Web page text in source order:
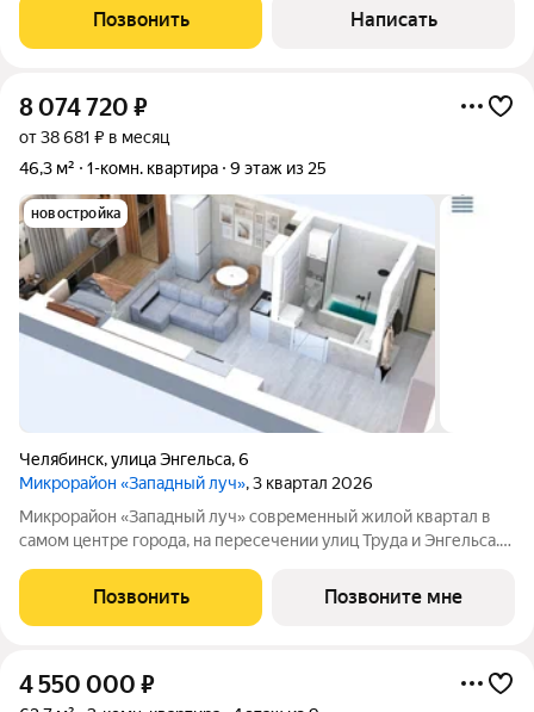
дома. Идеальный вариант для тех, кто ищет свое первое
жилье, для молодой семьи
Позвонить Написать
8 074 720 ₽
от 38 681 ₽ в месяц
46,3 м²
1-комн. квартира 9 этаж из 25
новостройка
Челябинск,улица Энгельса,6
Микрорайон «Западный луч», 3 квартал 2026
Микрорайон «Западный луч» современный жилой квартал в
самом центре города, на пересечении улиц Труда и Энгельса.
узнаваемый архитектурный облик и стали настоящим
украшением центральной части Челябинска.
Позвонить Позвоните мне
4 550 000 ₽